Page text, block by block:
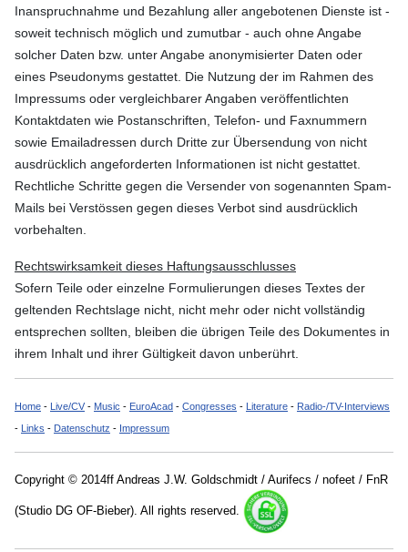
Inanspruchnahme und Bezahlung aller angebotenen Dienste ist -
soweit technisch möglich und zumutbar - auch ohne Angabe
solcher Daten bzw. unter Angabe anonymisierter Daten oder
eines Pseudonyms gestattet. Die Nutzung der im Rahmen des
Impressums oder vergleichbarer Angaben veröffentlichten
Kontaktdaten wie Postanschriften, Telefon- und Faxnummern
sowie Emailadressen durch Dritte zur Übersendung von nicht
ausdrücklich angeforderten Informationen ist nicht gestattet.
Rechtliche Schritte gegen die Versender von sogenannten Spam-
Mails bei Verstössen gegen dieses Verbot sind ausdrücklich
vorbehalten.
Rechtswirksamkeit dieses Haftungsausschlusses
Sofern Teile oder einzelne Formulierungen dieses Textes der
geltenden Rechtslage nicht, nicht mehr oder nicht vollständig
entsprechen sollten, bleiben die übrigen Teile des Dokumentes in
ihrem Inhalt und ihrer Gültigkeit davon unberührt.
Home - Live/CV - Music - EuroAcad - Congresses - Literature - Radio-/TV-Interviews
- Links - Datenschutz - Impressum
Copyright © 2014ff Andreas J.W. Goldschmidt / Aurifecs / nofeet / FnR
(Studio DG OF-Bieber). All rights reserved.